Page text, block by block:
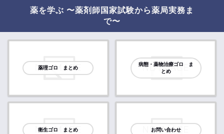
薬を学ぶ 〜薬剤師国家試験から薬局実務ま
で〜
薬理ゴロ まとめ
病態・薬物治療ゴロ ま
とめ
衛生ゴロ まとめ お問い合わせ